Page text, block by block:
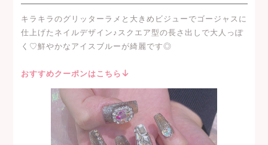
キラキラのグリッターラメと大きめビジューでゴージャスに
仕上げたネイルデザイン♪スクエア型の長さ出しで大人っぽ
く♡鮮やかなアイスブルーが綺麗です◎
おすすめクーポンはこちら